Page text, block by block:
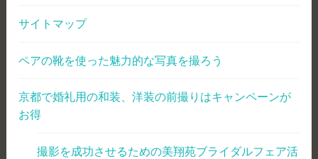
サイトマップ
ペアの靴を使った魅力的な写真を撮ろう
京都で婚礼用の和装、洋装の前撮りはキャンペーンが
お得
撮影を成功させるための美翔苑ブライダルフェア活